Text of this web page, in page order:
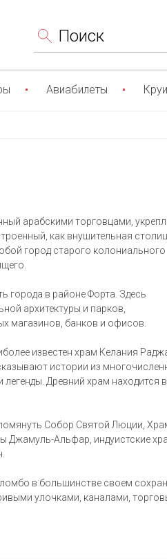
Поиск
Авиабилеты
арабскими торговцами,
как внушительная
город старого колониального
города в районе Форта. Здесь
архитектуры и парков,
магазинов, банков и офисов.
известен храм Келания
истории из
Древний храм находится
Собор Святой Люции,
Джамуль-Альфар, индуистские
в большинстве своем
улочками, каналами,